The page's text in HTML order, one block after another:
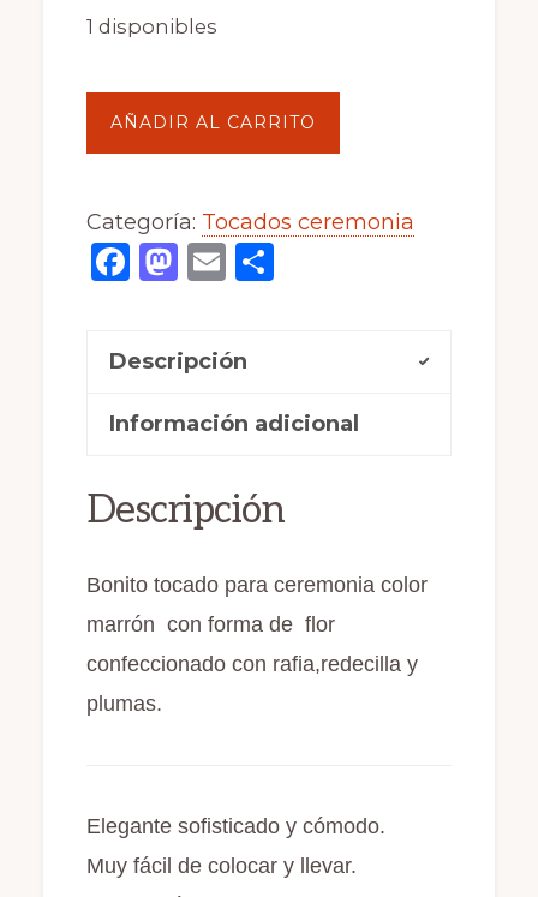
1 disponibles
mujer
combinado
color
cantidad
AÑADIR AL CARRITO
Categoría: Tocados ceremonia
F
e
b
o
k
M
o
d
n
E
l
C
ar
r
Descripción
Información adicional
Descripción
Bonito tocado para ceremonia color
marrón con forma de flor
confeccionado con rafia,redecilla y
plumas.
Elegante sofisticado y cómodo.
Muy fácil de colocar y llevar.